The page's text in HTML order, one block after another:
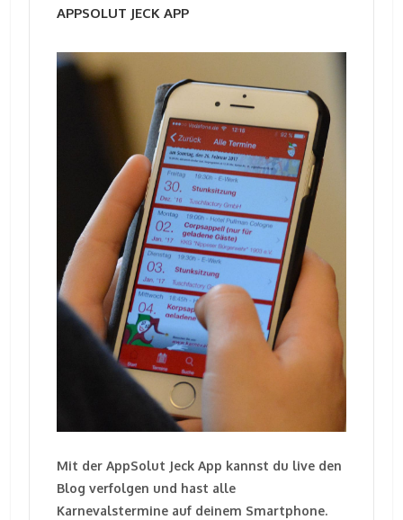
APPSOLUT JECK APP
Mit der AppSolut Jeck App kannst du live den
Blog verfolgen und hast alle
Karnevalstermine auf deinem Smartphone.